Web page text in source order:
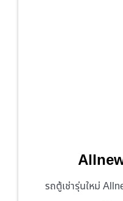
รถตู้เช่ารุ่นใหม่